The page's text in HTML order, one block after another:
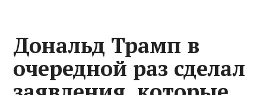
Дональд Трамп в
очередной раз сделал